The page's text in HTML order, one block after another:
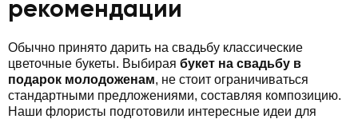
рекомендации
Обычно принято дарить на свадьбу классические
цветочные букеты. Выбирая букет на свадьбу в
подарок молодоженам, не стоит ограничиваться
стандартными предложениями, составляя композицию.
Наши флористы подготовили интересные идеи для